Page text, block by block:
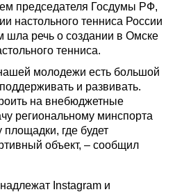
председателя Госдумы РФ,
настольного тенниса России
речь о создании в Омске
тенниса.
молодежи есть большой
и развивать.
на внебюджетные
региональному минспорта
где будет
объект, – сообщил
Instagram и